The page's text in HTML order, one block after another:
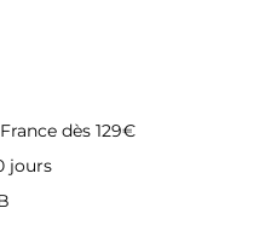
dès 129€
jours